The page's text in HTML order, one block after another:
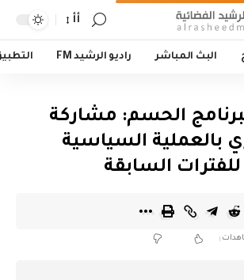
أأ
البث المباشر راديو الرشيد FM
الحسم: مشاركة
بالعملية السياسية
السابقة